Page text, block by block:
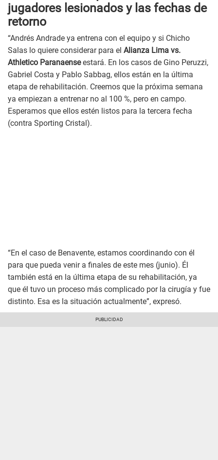
jugadores lesionados y las fechas de
retorno
“Andrés Andrade ya entrena con el equipo y si Chicho
Salas lo quiere considerar para el Alianza Lima vs.
Athletico Paranaenseestará. En los casos de Gino Peruzzi,
Gabriel Costa y Pablo Sabbag, ellos están en la última
etapa de rehabilitación. Creemos que la próxima semana
ya empiezan a entrenar no al 100 %, pero en campo.
Esperamos que ellos estén listos para la tercera fecha
(contra Sporting Cristal).
“En el caso de Benavente, estamos coordinando con él
para que pueda venir a finales de este mes (junio). Él
también está en la última etapa de su rehabilitación, ya
que él tuvo un proceso más complicado por la cirugía y fue
distinto. Esa es la situación actualmente”, expresó.